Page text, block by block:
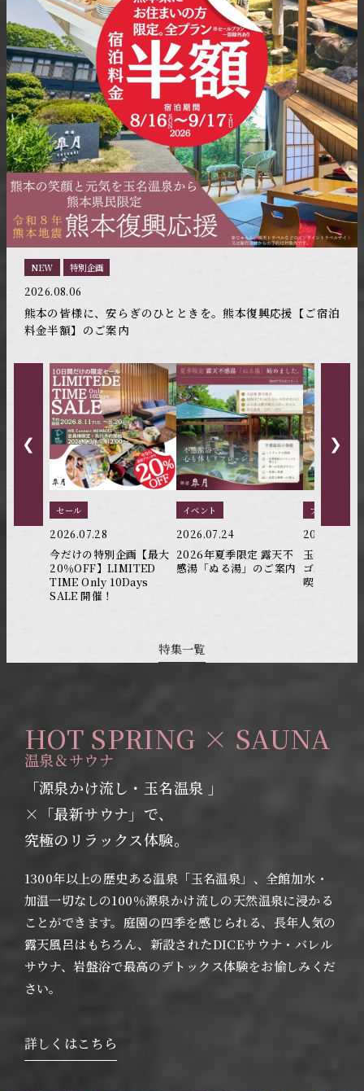
NEW 特別企画
2026.08.06
熊本の皆様に、安らぎのひとときを。熊本復興応援【ご宿泊
料金半額】のご案内
❮
セール
2026.07.28
今だけの特別企画【最大
20％OFF】LIMITED
TIME Only 10Days
SALE 開催！
イベント
2026.07.24
2026年夏季限定 露天不
感湯「ぬる湯」のご案内
プラン
2026.06.26
玉名カント
ゴルフ＆温
喫！御宿
❯
特集一覧
HOT SPRING × SAUNA
温泉＆サウナ
「源泉かけ流し・玉名温泉 」
×「最新サウナ」で、
究極のリラックス体験。
1300年以上の歴史ある温泉「玉名温泉」、全館加水・
加温一切なしの100％源泉かけ流しの天然温泉に浸かる
ことができます。庭園の四季を感じられる、長年人気の
露天風呂はもちろん、新設されたDICEサウナ・バレル
サウナ、岩盤浴で最高のデトックス体験をお愉しみくだ
さい。
詳しくはこちら